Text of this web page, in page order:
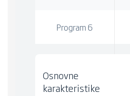
Program 6
Osnovne
karakteristike